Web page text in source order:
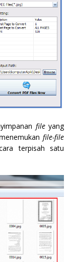
fileyang
file-file
terpisah satu